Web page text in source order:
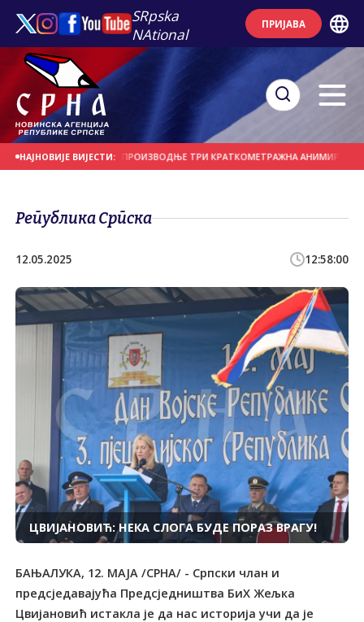
SRpska
NAtional
ПРИЈАВА
НАЈНОВИЈЕ ВИЈЕСТИ:
СУФИНАНСИРАЊЕ ПРОИЗВОДЊЕ ТРИ КРАТКОМЕТРАЖНА АНИМИРАНА
Република Српска
12.05.2025 12:58:00
ЦВИЈАНОВИЋ: НЕКА СЛОГА БУДЕ ПОРАЗ ВРАГУ!
БАЊАЛУКА, 12. МАЈА /СРНА/ - Српски члан и
предсједавајућа Предсједништва БиХ Жељка
Цвијановић истакла је да нас историја учи да је